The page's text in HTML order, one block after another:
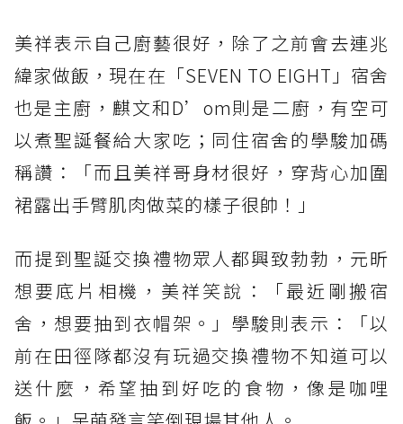
美祥表示自己廚藝很好，除了之前會去連兆
緯家做飯，現在在「SEVEN TO EIGHT」宿舍
也是主廚，麒文和D’om則是二廚，有空可
以煮聖誕餐給大家吃；同住宿舍的學駿加碼
稱讚：「而且美祥哥身材很好，穿背心加圍
裙露出手臂肌肉做菜的樣子很帥！」
而提到聖誕交換禮物眾人都興致勃勃，元昕
想要底片相機，美祥笑說：「最近剛搬宿
舍，想要抽到衣帽架。」學駿則表示：「以
前在田徑隊都沒有玩過交換禮物不知道可以
送什麼，希望抽到好吃的食物，像是咖哩